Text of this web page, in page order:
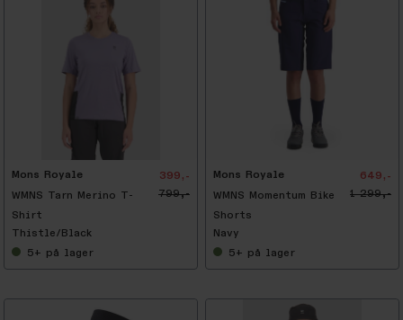
Mons Royale
WMNS Tarn Merino T-
Shirt
399,-
799,-
Thistle/Black
5+ på lager
Mons Royale
WMNS Momentum Bike
Shorts
649,-
1 299,-
Navy
5+ på lager